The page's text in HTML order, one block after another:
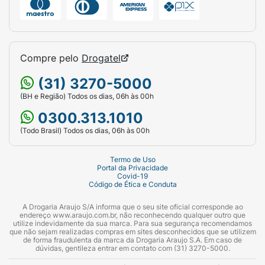
Compre pelo Drogatel
(31) 3270-5000
(BH e Região) Todos os dias, 06h às 00h
0300.313.1010
(Todo Brasil) Todos os dias, 06h às 00h
Termo de Uso
Portal da Privacidade
Covid-19
Código de Ética e Conduta
A Drogaria Araujo S/A informa que o seu site oficial corresponde ao
endereço www.araujo.com.br, não reconhecendo qualquer outro que
utilize indevidamente da sua marca. Para sua segurança recomendamos
que não sejam realizadas compras em sites desconhecidos que se utilizem
de forma fraudulenta da marca da Drogaria Araujo S.A. Em caso de
dúvidas, gentileza entrar em contato com (31) 3270-5000.